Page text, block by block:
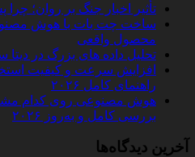
تأثیر اخبار جنگ بر روان؛
محصول واقعی
تحلیل داده‌ های بزرگ در دیتا ساینس:
افزایش سرعت و کیفیت
راهنمای کامل ۲۰۲۶
هوش مصنوعی روی کدام
بررسی کامل و به‌روز ۲۰۲۶
آخرین دیدگاه‌ها